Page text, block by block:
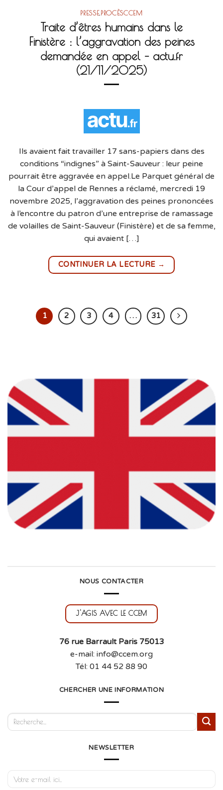
PRESSE,PROCÈSCCEM
Traite d’êtres humains dans le
Finistère : l’aggravation des peines
demandée en appel – actu.fr
(21/11/2025)
Ils avaient fait travailler 17 sans-papiers dans des
conditions “indignes” à Saint-Sauveur : leur peine
pourrait être aggravée en appel.Le Parquet général de
la Cour d’appel de Rennes a réclamé, mercredi 19
novembre 2025, l’aggravation des peines prononcées
à l’encontre du patron d’une entreprise de ramassage
de volailles de Saint-Sauveur (Finistère) et de sa femme,
qui avaient […]
CONTINUER LA LECTURE →
1 2 3 4 … 31
NOUS CONTACTER
J'AGIS AVEC LE CCEM
76 rue Barrault Paris 75013
e-mail: info@ccem.org
Tél: 01 44 52 88 90
CHERCHER UNE INFORMATION
NEWSLETTER